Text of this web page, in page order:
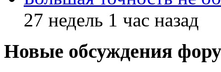
27 недель 1 час назад
Новые обсуждения